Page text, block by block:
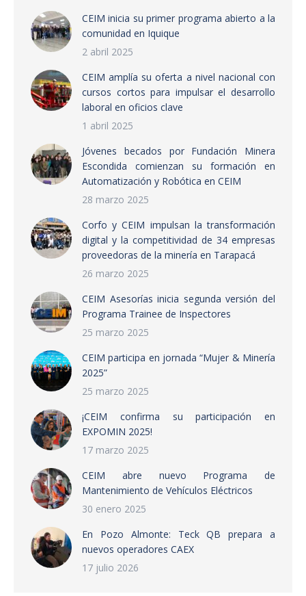
CEIM inicia su primer programa abierto a la
comunidad en Iquique
2 abril 2025
CEIM amplía su oferta a nivel nacional con
cursos cortos para impulsar el desarrollo
laboral en oficios clave
1 abril 2025
Jóvenes becados por Fundación Minera
Escondida comienzan su formación en
Automatización y Robótica en CEIM
28 marzo 2025
Corfo y CEIM impulsan la transformación
digital y la competitividad de 34 empresas
proveedoras de la minería en Tarapacá
26 marzo 2025
CEIM Asesorías inicia segunda versión del
Programa Trainee de Inspectores
25 marzo 2025
CEIM participa en jornada “Mujer & Minería
2025”
25 marzo 2025
¡CEIM confirma su participación en
EXPOMIN 2025!
17 marzo 2025
CEIM abre nuevo Programa de
Mantenimiento de Vehículos Eléctricos
30 enero 2025
En Pozo Almonte: Teck QB prepara a
nuevos operadores CAEX
17 julio 2026